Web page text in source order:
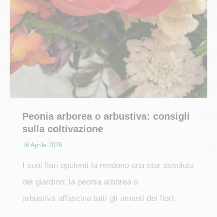
Peonia arborea o arbustiva: consigli
sulla coltivazione
16 Aprile 2026
I suoi fiori opulenti la rendono una star assoluta
del giardino: la peonia arborea o
arbustiva affascina tutti gli amanti dei fiori.